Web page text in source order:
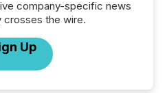
company-specific news
crosses the wire.
Up